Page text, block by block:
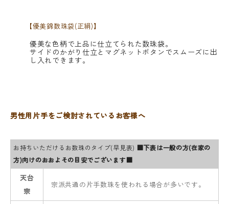
【優美錦数珠袋(正絹)】
優美な色柄で上品に仕立てられた数珠袋。
サイドのかがり仕立とマグネットボタンでスムーズに出
し入れできます。
男性用片手をご検討されているお客様へ
お持ちいただけるお数珠のタイプ(早見表) ■下表は一般の方(在家の
方)向けのおおよその目安でございます■
天台
宗
宗派共通の片手数珠を使われる場合が多いです。